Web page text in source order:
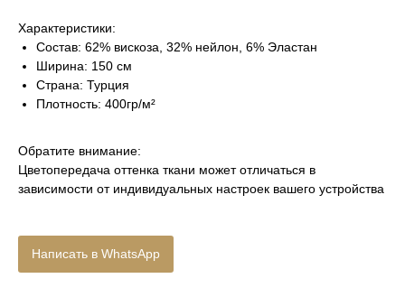
Характеристики:
Состав: 62% вискоза, 32% нейлон, 6% Эластан
Ширина: 150 см
Страна: Турция
Плотность: 400гр/м²
Обратите внимание:
Цветопередача оттенка ткани может отличаться в
зависимости от индивидуальных настроек вашего устройства
Написать в WhatsApp